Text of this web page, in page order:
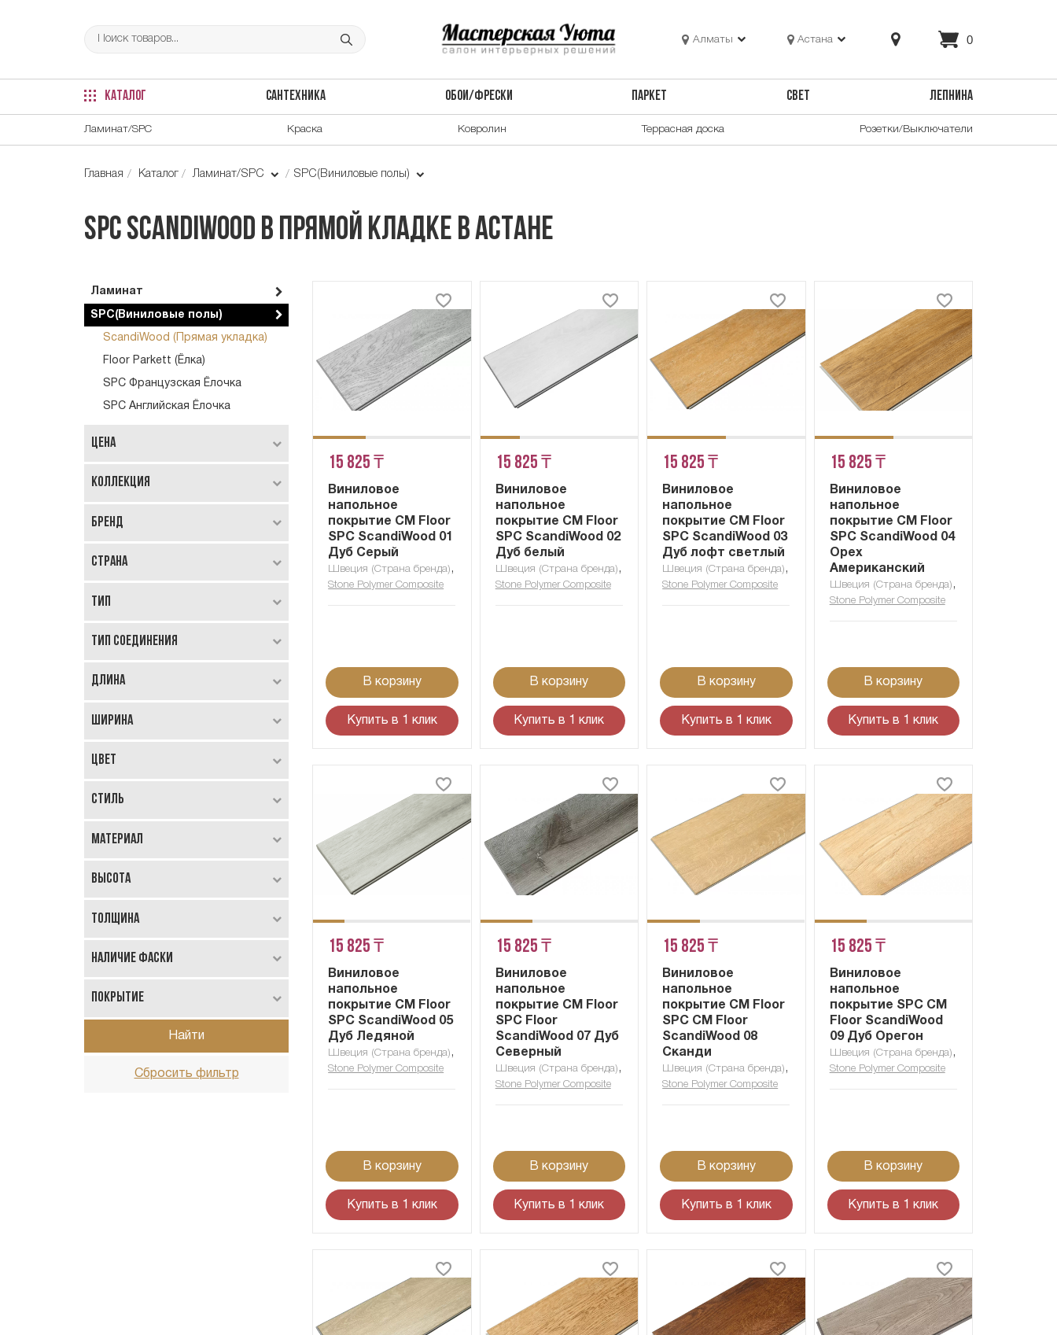
Алматы Астана 0
КАТАЛОГ САНТЕХНИКА ОБОИ/ФРЕСКИ ПАРКЕТ СВЕТ ЛЕПНИНА
Ламинат/SPC Краска Ковролин Террасная доска Розетки/Выключатели
Главная Каталог Ламинат/SPC SPC(Виниловые полы)
SPC ScandiWood в прямой кладке в Астане
Ламинат
SPC(Виниловые полы)
ScandiWood (Прямая укладка)
Floor Parkett (Ёлка)
SPC Французская Ёлочка
SPC Английская Ёлочка
Цена
Коллекция
Бренд
Страна
Тип
Тип соединения
Длина
Ширина
Цвет
Стиль
Материал
Высота
Толщина
Наличие Фаски
Покрытие
Найти
Сбросить фильтр
15 825 ₸
Виниловое
напольное
покрытие CM Floor
SPC ScandiWood 01
Дуб Серый
Швеция (Страна бренда) ,
Stone Polymer Composite
В корзину
Купить в 1 клик
15 825 ₸
Виниловое
напольное
покрытие CM Floor
SPC ScandiWood 02
Дуб белый
Швеция (Страна бренда) ,
Stone Polymer Composite
В корзину
Купить в 1 клик
15 825 ₸
Виниловое
напольное
покрытие CM Floor
SPC ScandiWood 03
Дуб лофт светлый
Швеция (Страна бренда) ,
Stone Polymer Composite
В корзину
Купить в 1 клик
15 825 ₸
Виниловое
напольное
покрытие CM Floor
SPC ScandiWood 04
Орех
Американский
Швеция (Страна бренда) ,
Stone Polymer Composite
В корзину
Купить в 1 клик
15 825 ₸
Виниловое
напольное
покрытие CM Floor
SPC ScandiWood 05
Дуб Ледяной
Швеция (Страна бренда) ,
Stone Polymer Composite
В корзину
Купить в 1 клик
15 825 ₸
Виниловое
напольное
покрытие CM Floor
SPC Floor
ScandiWood 07 Дуб
Северный
Швеция (Страна бренда) ,
Stone Polymer Composite
В корзину
Купить в 1 клик
15 825 ₸
Виниловое
напольное
покрытие CM Floor
SPC CM Floor
ScandiWood 08
Сканди
Швеция (Страна бренда) ,
Stone Polymer Composite
В корзину
Купить в 1 клик
15 825 ₸
Виниловое
напольное
покрытие SPC CM
Floor ScandiWood
09 Дуб Орегон
Швеция (Страна бренда) ,
Stone Polymer Composite
В корзину
Купить в 1 клик